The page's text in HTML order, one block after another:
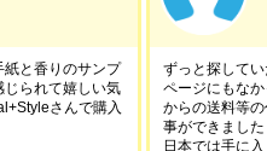
と香りのサンプ
じられて嬉しい気
さんで購入
ずっと探して
ページにもな
からの送料等
事ができました
日本では手に